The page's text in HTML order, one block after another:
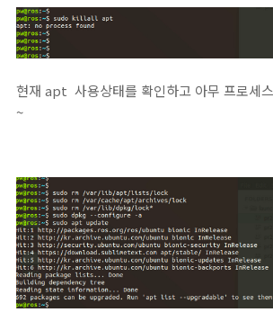
현재 apt 사용상태를 확인하고 아무 프로세
~